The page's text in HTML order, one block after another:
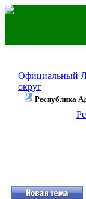
Официальный
округ
Республика